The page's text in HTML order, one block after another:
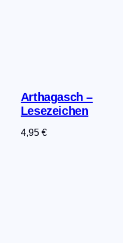
Arthagasch –
Lesezeichen
4,95 €